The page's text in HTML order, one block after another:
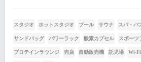
スタジオ ホットスタジオ プール サウナ スパ・バ
サンドバッグ パワーラック 酸素カプセル スポーツ
プロテインラウンジ 売店 自動販売機 託児場 Wi-Fi